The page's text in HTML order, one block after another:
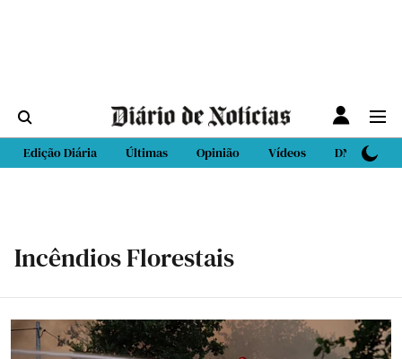
Edição Diária Últimas Opinião Vídeos DN Sport
Incêndios Florestais